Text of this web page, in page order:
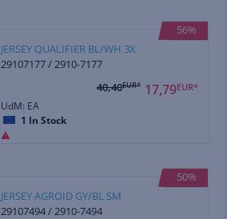
56%
JERSEY QUALIFIER BL/WH 3X
29107177 / 2910-7177
17,79EUR*
40,40EUR*
UdM: EA
1 In Stock
50%
JERSEY AGROID GY/BL SM
29107494 / 2910-7494